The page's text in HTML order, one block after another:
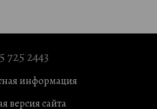
Духи LR Health&Beauty
выбор неповторимых
незабываемое сенсорное
выбрать аромат,
725 2443
информация
версия сайта